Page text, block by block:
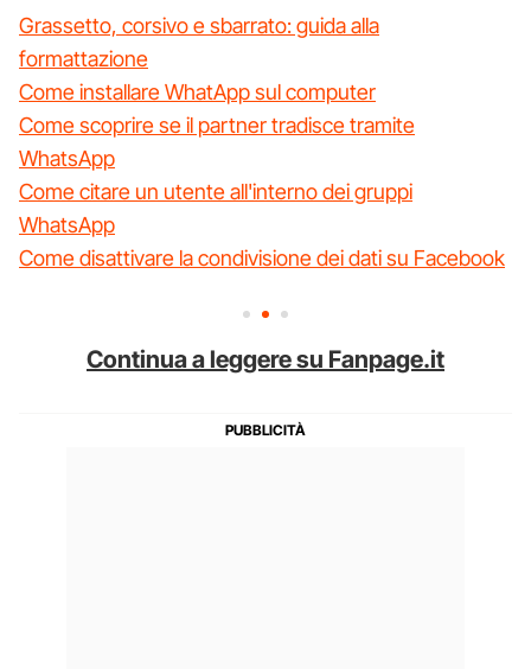
Grassetto, corsivo e sbarrato: guida alla
formattazione
Come installare WhatApp sul computer
Come scoprire se il partner tradisce tramite
WhatsApp
Come citare un utente all'interno dei gruppi
WhatsApp
Come disattivare la condivisione dei dati su Facebook
Continua a leggere su Fanpage.it